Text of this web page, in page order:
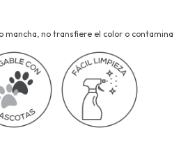
o mancha, no transfiere el color o contamina